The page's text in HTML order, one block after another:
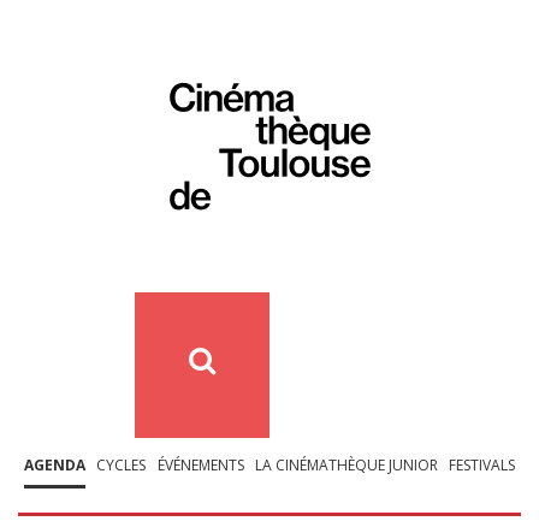
AGENDA CYCLES ÉVÉNEMENTS LA CINÉMATHÈQUE JUNIOR FESTIVALS